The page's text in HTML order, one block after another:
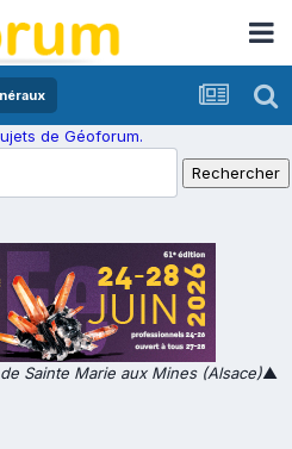
de Géoforum.
Sainte Marie aux Mines (Alsace)▲